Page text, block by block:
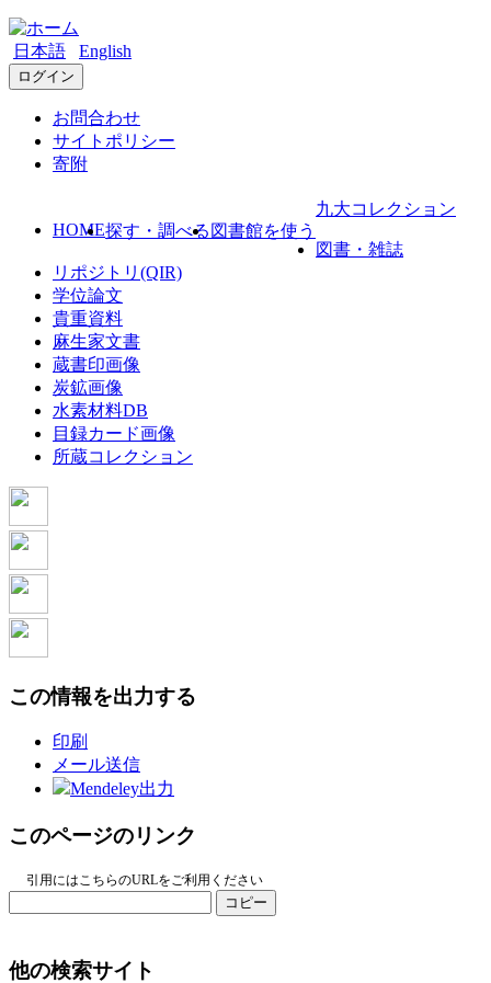
日本語 English
ログイン
お問合わせ
サイトポリシー
寄附
HOME探す・調べる 図書館を使う
九大コレクション
図書・雑誌
リポジトリ(QIR)
学位論文
貴重資料
麻生家文書
蔵書印画像
炭鉱画像
水素材料DB
目録カード画像
所蔵コレクション
この情報を出力する
印刷
メール送信
Mendeley出力
このページのリンク
引用にはこちらのURLをご利用ください
コピー
他の検索サイト